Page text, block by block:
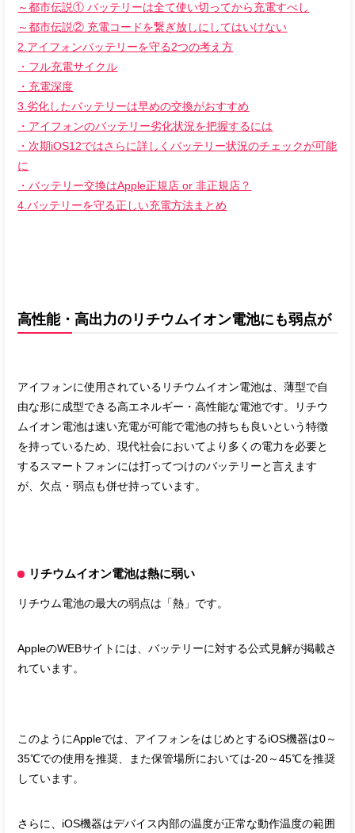
～都市伝説① バッテリーは全て使い切ってから充電すべし
～都市伝説② 充電コードを繋ぎ放しにしてはいけない
2.アイフォンバッテリーを守る2つの考え方
・フル充電サイクル
・充電深度
3.劣化したバッテリーは早めの交換がおすすめ
・アイフォンのバッテリー劣化状況を把握するには
・次期iOS12ではさらに詳しくバッテリー状況のチェックが可能
に
・バッテリー交換はApple正規店 or 非正規店？
4.バッテリーを守る正しい充電方法まとめ
高性能・高出力のリチウムイオン電池にも弱点が
アイフォンに使用されているリチウムイオン電池は、薄型で自
由な形に成型できる高エネルギー・高性能な電池です。リチウ
ムイオン電池は速い充電が可能で電池の持ちも良いという特徴
を持っているため、現代社会においてより多くの電力を必要と
するスマートフォンには打ってつけのバッテリーと言えます
が、欠点・弱点も併せ持っています。
リチウムイオン電池は熱に弱い
リチウム電池の最大の弱点は「熱」です。
AppleのWEBサイトには、バッテリーに対する公式見解が掲載さ
れています。
このようにAppleでは、アイフォンをはじめとするiOS機器は0～
35℃での使用を推奨、また保管場所においては-20～45℃を推奨
しています。
さらに、iOS機器はデバイス内部の温度が正常な動作温度の範囲